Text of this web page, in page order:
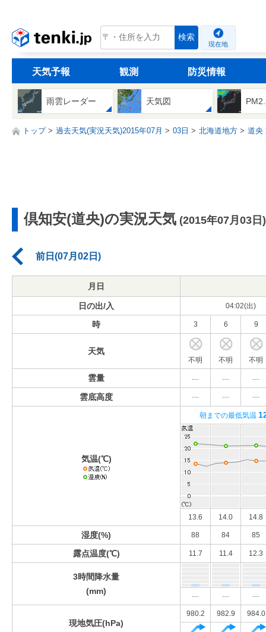
tenki.jp 検索
現在地
天気予報 観測 防災情報
雨雲レーダー 天気図
トップ 過去天気(実況天気)2015年07月 03日 北海道地方 道央
倶知安(道央)の実況天気 (2015年07月03日)
前日(07月02日)
月日
日の出/入 04:02(出)
時 3 6 9
天気
不明 不明 不明
雲量 --- --- ---
雲底高度 --- --- ---
気温(℃)
朝までの最低気温
13.6 14.0 14.8
湿度(%) 88 84 85
露点温度(℃) 11.7 11.4 12.3
3時間降水量
(mm)
--- --- ---
現地気圧(hPa)
980.2 982.9 984.0